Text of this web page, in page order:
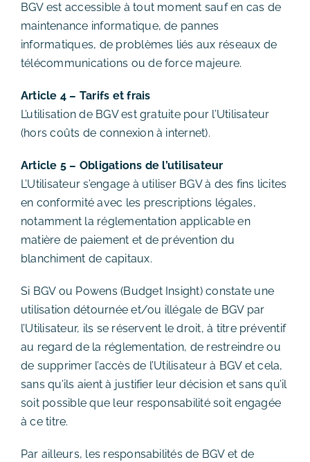
BGV est accessible à tout moment sauf en cas de
maintenance informatique, de pannes
informatiques, de problèmes liés aux réseaux de
télécommunications ou de force majeure.
Article 4 – Tarifs et frais
L’utilisation de BGV est gratuite pour l’Utilisateur
(hors coûts de connexion à internet).
Article 5 – Obligations de l’utilisateur
L’Utilisateur s’engage à utiliser BGV à des fins licites
en conformité avec les prescriptions légales,
notamment la réglementation applicable en
matière de paiement et de prévention du
blanchiment de capitaux.
Si BGV ou Powens (Budget Insight) constate une
utilisation détournée et/ou illégale de BGV par
l’Utilisateur, ils se réservent le droit, à titre préventif
au regard de la réglementation, de restreindre ou
de supprimer l’accès de l’Utilisateur à BGV et cela,
sans qu’ils aient à justifier leur décision et sans qu’il
soit possible que leur responsabilité soit engagée
à ce titre.
Par ailleurs, les responsabilités de BGV et de